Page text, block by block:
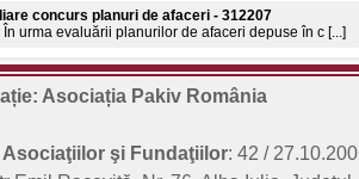
8 aprilie 2026 - Ziua internațională a Romilor
Internațională a Romilor 55 de ani de la declararea
planuri de afaceri - 312197 - Sesiunea a 3-a
concurs planuri de afaceri - 312197 - Sesiunea
urma evaluării planurilor de afaceri depuse în c [...]
Asociația Pakiv România
Asociaţiilor şi Fundaţiilor: 42 /